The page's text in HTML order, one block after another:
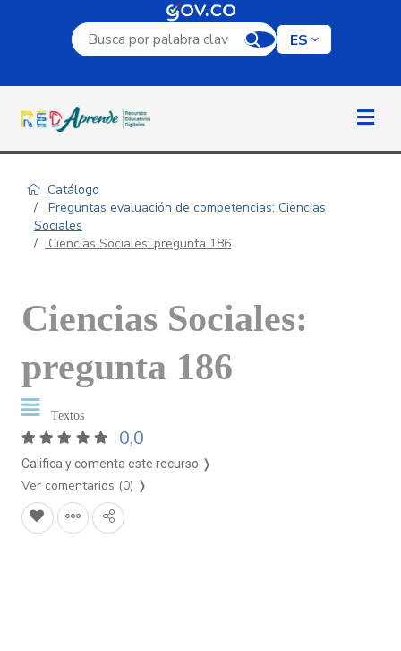
Campo de búsqueda por palabra clave
ES
Catálogo
Preguntas evaluación de competencias: Ciencias
Sociales
Ciencias Sociales: pregunta 186
Ciencias Sociales:
pregunta 186
Textos
0,0
Califica y comenta este recurso ❭
Ver comentarios (0) ❭